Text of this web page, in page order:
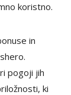
koristno.
in
pogoji jih
ki